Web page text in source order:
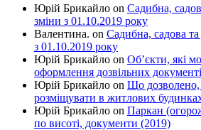
Юрій Брикайло on Садибна,
зміни з 01.10.2019 року
Валентина. on Садибна, садова та
з 01.10.2019 року
Юрій Брикайло on Об’єкти, які
оформлення дозвільних
Юрій Брикайло on Що
розміщувати в житлових
Юрій Брикайло on Паркан
по висоті, документи (2019)